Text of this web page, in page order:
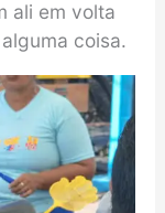
ali em volta
coisa.